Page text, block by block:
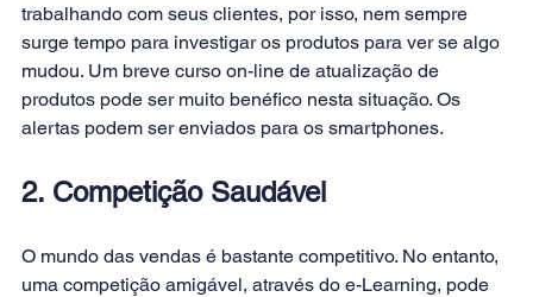
trabalhando com seus clientes, por isso, nem sempre
surge tempo para investigar os produtos para ver se algo
mudou. Um breve curso on-line de atualização de
produtos pode ser muito benéfico nesta situação. Os
alertas podem ser enviados para os smartphones.
2. Competição Saudável
O mundo das vendas é bastante competitivo. No entanto,
uma competição amigável, através do e-Learning, pode